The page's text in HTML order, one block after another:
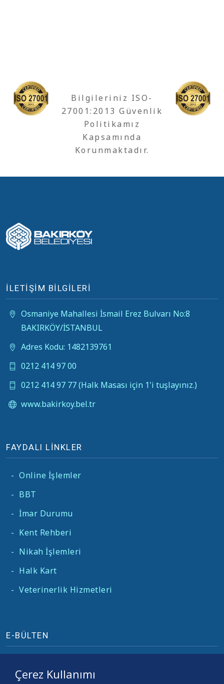
Bilgileriniz ISO-
27001:2013 Güvenlik
Politikamız
Kapsamında
Korunmaktadır.
İLETİŞİM BİLGİLERİ
Osmaniye Mahallesi İsmail Erez Bulvarı No:8
BAKIRKÖY/İSTANBUL
Adres Kodu: 1482139761
0212 414 97 00
0212 414 97 77 (Halk Masası için 1'i tuşlayınız.)
www.bakirkoy.bel.tr
FAYDALI LİNKLER
- Online İşlemler
- BBT
- İmar Durumu
- Kent Rehberi
- Nikah İşlemleri
- Halk Kart
- Veterinerlik Hizmetleri
E-BÜLTEN
Çerez Kullanımı